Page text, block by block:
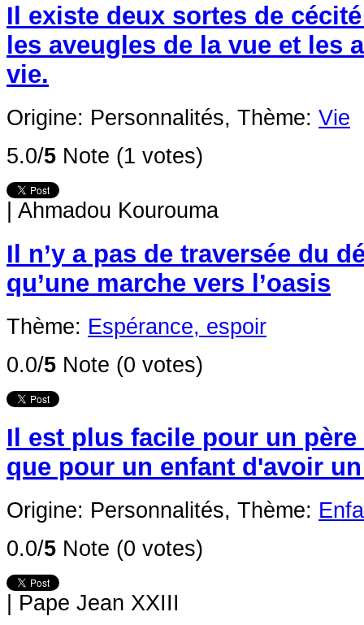
Il existe deux sortes de
les aveugles de la vue et les
vie.
Origine: Personnalités, Thème: Vie
5.0/5 Note (1 votes)
Ahmadou Kourouma
Il n’y a pas de traversée du
qu’une marche vers l’oasis
Thème: Espérance, espoir
0.0/5 Note (0 votes)
Il est plus facile pour un
que pour un enfant d'avoir
Origine: Personnalités, Thème:
0.0/5 Note (0 votes)
Pape Jean XXIII